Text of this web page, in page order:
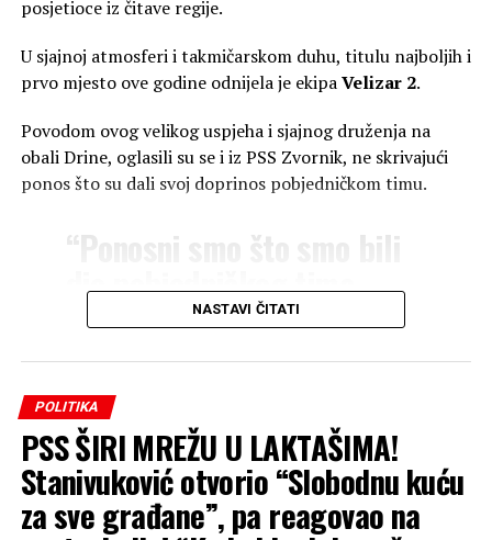
posjetioce iz čitave regije.
U sjajnoj atmosferi i takmičarskom duhu, titulu najboljih i
prvo mjesto ove godine odnijela je ekipaVelizar 2.
Povodom ovog velikog uspjeha i sjajnog druženja na
obali Drine, oglasili su se i iz PSS Zvornik, ne skrivajući
ponos što su dali svoj doprinos pobjedničkom timu.
“Ponosni smo što smo bili
dio pobjedničkog tima
Velizar 2 na ovogodišnjem
‘Zvorničkom kotliću’! U
okviru manifestacije
‘Zvorničko ljeto’, na
gradskoj plaži u Zvorniku
okupile su se brojne ekipe,
NASTAVI ČITATI
POLITIKA
PSS ŠIRI MREŽU U LAKTAŠIMA!
Stanivuković otvorio “Slobodnu kuću
za sve građane”, pa reagovao na